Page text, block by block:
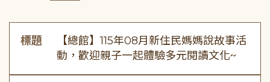
標題
【總館】115年08月新住民媽媽說故事活
動，歡迎親子一起體驗多元閱讀文化~